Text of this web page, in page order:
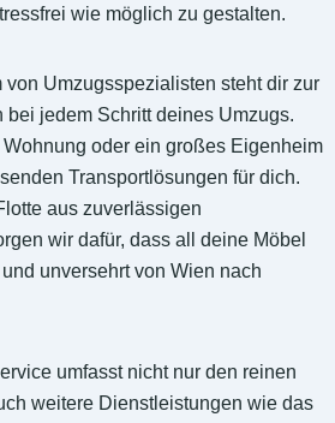
wie möglich zu gestalten.
von Umzugsspezialisten steht dir zur
bei jedem Schritt deines Umzugs.
oder ein großes Eigenheim
Transportlösungen für dich.
aus zuverlässigen
wir dafür, dass all deine Möbel
unversehrt von Wien nach
umfasst nicht nur den reinen
weitere Dienstleistungen wie das